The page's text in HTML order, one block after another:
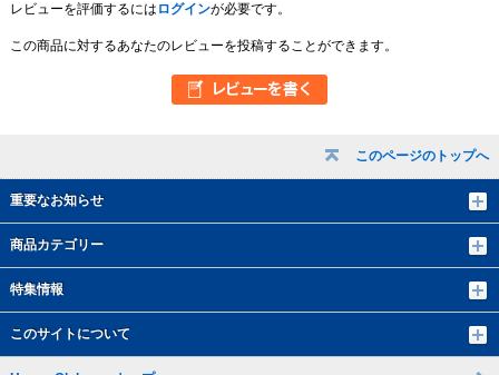
このページのトップへ
重要なお知らせ
商品カテゴリー
特集情報
このサイトについて
レビューを評価するには ログインが必要です。
この商品に対するあなたのレビューを投稿することができます。